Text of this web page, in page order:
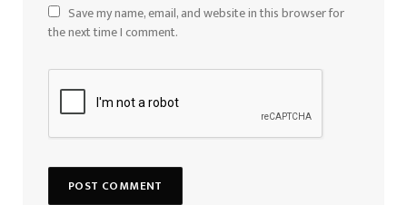
Save my name, email, and website in this browser for
the next time I comment.